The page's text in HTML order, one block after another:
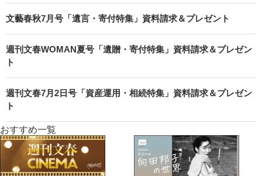
文藝春秋7月号「遺言・寄付特集」資料請求＆プレゼント
週刊文春WOMAN夏号「遺贈・寄付特集」資料請求＆プレゼン
ト
週刊文春7月2日号「資産運用・相続特集」資料請求＆プレゼン
ト
おすすめ一覧